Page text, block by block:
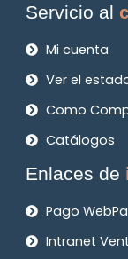
Servicio al
Mi cuenta
Ver el
Como
Catálogos
Enlaces de
Pago
Intranet